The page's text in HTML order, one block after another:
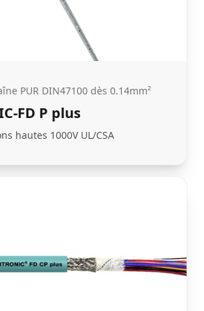
PUR DIN47100 dès 0.14mm²
FD P plus
hautes 1000V UL/CSA